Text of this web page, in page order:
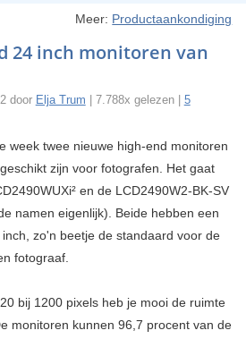
Meer: Productaankondiging
24 inch monitoren van
door Elja Trum | 7.788x gelezen | 5
week twee nieuwe high-end monitoren
zijn voor fotografen. Het gaat
en de LCD2490W2-BK-SV
namen eigenlijk). Beide hebben een
zo'n beetje de standaard voor de
fotograaf.
bij 1200 pixels heb je mooi de ruimte
monitoren kunnen 96,7 procent van de